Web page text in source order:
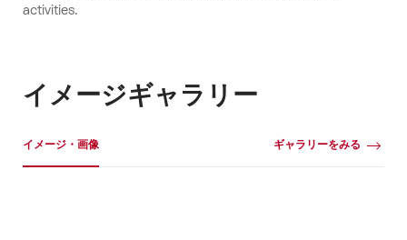
activities.
イメージギャラリー
イメージ・画像 ギャラリーをみる